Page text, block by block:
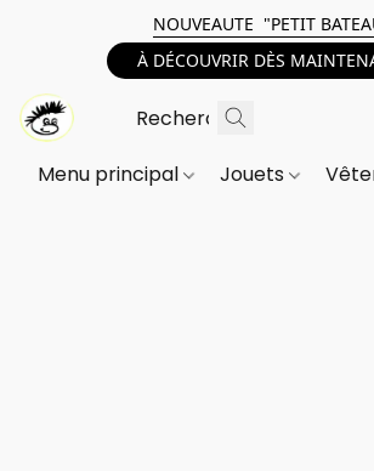
NOUVEAUTE "PETIT
À DÉCOUVRIR DÈS
Menu principal Jouets